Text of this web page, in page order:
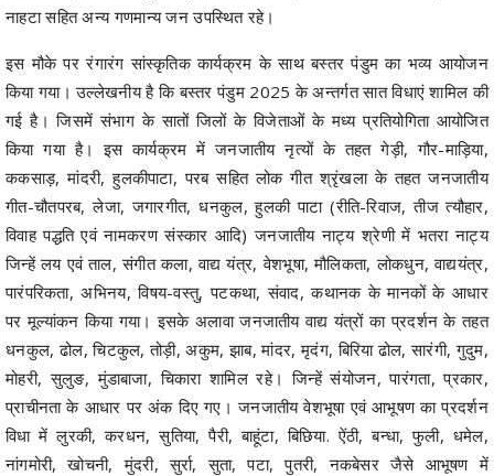
नाहटा सहित अन्य गणमान्य जन उपस्थित रहे।
इस मौके पर रंगारंग सांस्कृतिक कार्यक्रम के साथ बस्तर पंडुम का भव्य आयोजन
किया गया। उल्लेखनीय है कि बस्तर पंडुम 2025 के अन्तर्गत सात विधाएं शामिल की
गई है। जिसमें संभाग के सातों जिलों के विजेताओं के मध्य प्रतियोगिता आयोजित
किया गया है। इस कार्यक्रम में जनजातीय नृत्यों के तहत गेड़ी, गौर-माड़िया,
ककसाड़, मांदरी, हुलकीपाटा, परब सहित लोक गीत श्रृंखला के तहत जनजातीय
गीत-चौतपरब, लेजा, जगारगीत, धनकुल, हुलकी पाटा (रीति-रिवाज, तीज त्यौहार,
विवाह पद्धति एवं नामकरण संस्कार आदि) जनजातीय नाट्य श्रेणी में भतरा नाट्य
जिन्हें लय एवं ताल, संगीत कला, वाद्य यंत्र, वेशभूषा, मौलिकता, लोकधुन, वाद्ययंत्र,
पारंपरिकता, अभिनय, विषय-वस्तु, पटकथा, संवाद, कथानक के मानकों के आधार
पर मूल्यांकन किया गया। इसके अलावा जनजातीय वाद्य यंत्रों का प्रदर्शन के तहत
धनकुल, ढोल, चिटकुल, तोड़ी, अकुम, झाब, मांदर, मृदंग, बिरिया ढोल, सारंगी, गुदुम,
मोहरी, सुलुङ, मुंडाबाजा, चिकारा शामिल रहे। जिन्हें संयोजन, पारंगता, प्रकार,
प्राचीनता के आधार पर अंक दिए गए। जनजातीय वेशभूषा एवं आभूषण का प्रदर्शन
विधा में लुरकी, करधन, सुतिया, पैरी, बाहूंटा, बिछिया. ऐंठी, बन्धा, फुली, धमेल,
नांगमोरी, खोचनी, मुंदरी, सुर्रा, सुता, पटा, पुतरी, नकबेसर जैसे आभूषण में